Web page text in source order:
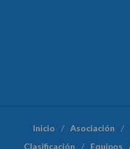
Inicio Asociación
Clasificación
Equipos